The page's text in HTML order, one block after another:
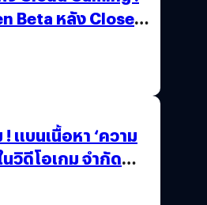
Beta หลัง Close
2025 ทะลุ 15
แบนเนื้อหา ‘ความ
นวิดีโอเกม จำกัด